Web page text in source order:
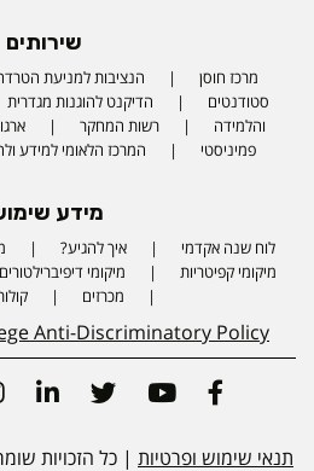
שירותים
מרכז חוסן הנציבות למניעת
סטודנטים
הדיקנט להוגנות מגדרית
והלמידה
רשות המחקר
פמיניסטי
המרכז הלאומי למידע
מידע
לוח שנה אקדמי איך להגיע?
מיקומי קפיטריות
מיקומי
מכרזים
Anti-Discriminatory Policy
תנאי שימוש ופרטיות | כל הזכויות
Facebook
Youtube
Twitter